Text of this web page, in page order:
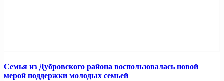
Семья из Дубровского района воспользовалась новой
мерой поддержки молодых семьей